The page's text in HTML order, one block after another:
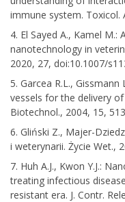
immune system. Toxicol.
4. El Sayed A., Kamel
nanotechnology in
2020, 27, doi:10.1007/
5. Garcea R.L.,
vessels for the delivery
Biotechnol., 2004, 15,
6. Gliński Z., Majer-
i weterynarii. Życie Wet.,
7. Huh A.J., Kwon Y.J.:
treating infectious
resistant era. J. Contr.